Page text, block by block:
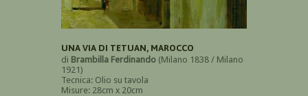
UNA VIA DI TETUAN, MAROCCO
di Brambilla Ferdinando (Milano 1838 / Milano
1921)
Tecnica: Olio su tavola
Misure: 28cm x 20cm